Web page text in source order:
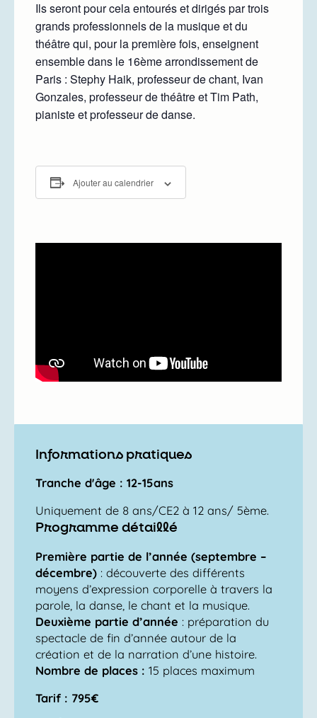
Ils seront pour cela entourés et dirigés par trois
grands professionnels de la musique et du
théâtre qui, pour la première fois, enseignent
ensemble dans le 16ème arrondissement de
Paris : Stephy Haik, professeur de chant, Ivan
Gonzales, professeur de théâtre et Tim Path,
pianiste et professeur de danse.
Ajouter au calendrier
Informations pratiques
Tranche d'âge : 12-15ans
Uniquement de 8 ans/CE2 à 12 ans/ 5ème.
Programme détaillé
Première partie de l’année (septembre –
décembre) : découverte des différents
moyens d’expression corporelle à travers la
parole, la danse, le chant et la musique.
Deuxième partie d’année : préparation du
spectacle de fin d’année autour de la
création et de la narration d’une histoire.
Nombre de places : 15 places maximum
Tarif : 795€